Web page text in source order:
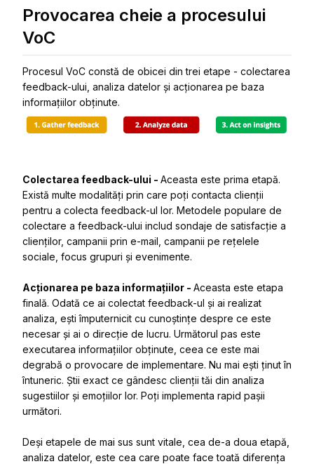
Provocarea cheie a procesului
VoC
Procesul VoC constă de obicei din trei etape - colectarea
feedback-ului, analiza datelor și acționarea pe baza
informațiilor obținute.
Colectarea feedback-ului - Aceasta este prima etapă.
Există multe modalități prin care poți contacta clienții
pentru a colecta feedback-ul lor. Metodele populare de
colectare a feedback-ului includ sondaje de satisfacție a
clienților, campanii prin e-mail, campanii pe rețelele
sociale, focus grupuri și evenimente.
Acționarea pe baza informațiilor - Aceasta este etapa
finală. Odată ce ai colectat feedback-ul și ai realizat
analiza, ești împuternicit cu cunoștințe despre ce este
necesar și ai o direcție de lucru. Următorul pas este
executarea informațiilor obținute, ceea ce este mai
degrabă o provocare de implementare. Nu mai ești ținut în
întuneric. Știi exact ce gândesc clienții tăi din analiza
sugestiilor și emoțiilor lor. Poți implementa rapid pașii
următori.
Deși etapele de mai sus sunt vitale, cea de-a doua etapă,
analiza datelor, este cea care poate face toată diferența